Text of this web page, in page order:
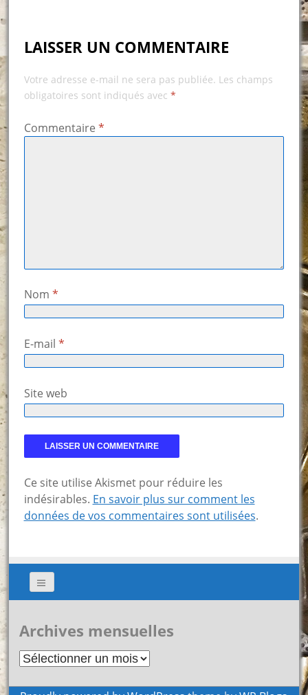
LAISSER UN COMMENTAIRE
Votre adresse e-mail ne sera pas publiée. Les champs
obligatoires sont indiqués avec *
Commentaire *
Nom *
E-mail *
Site web
Ce site utilise Akismet pour réduire les
indésirables. En savoir plus sur comment les
données de vos commentaires sont utilisées.
Archives mensuelles
Archives